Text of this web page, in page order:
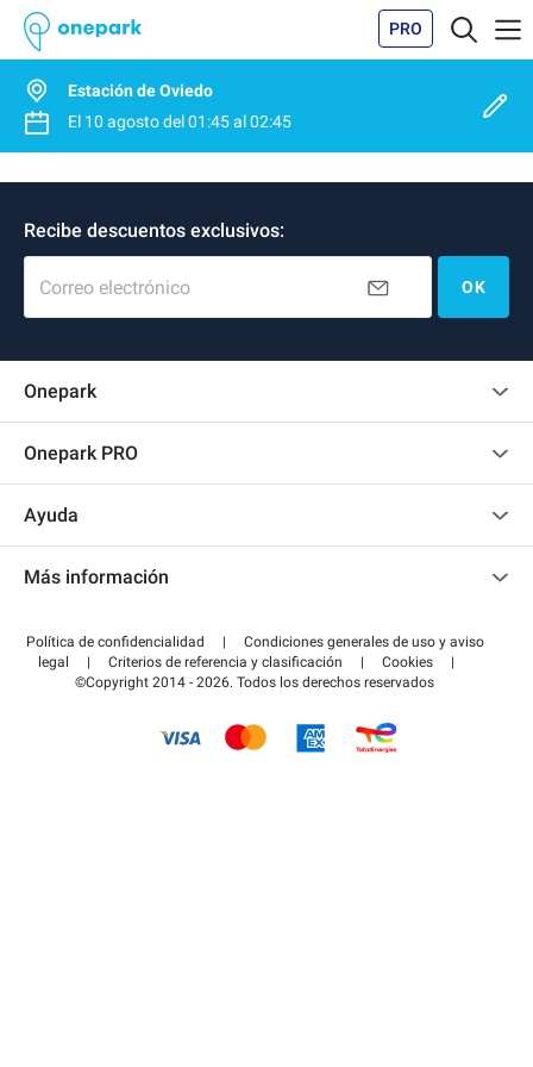
PRO
Estación de Oviedo
El 10 agostodel01:45al02:45
Recibe descuentos exclusivos:
Correo electrónico OK
Onepark
Onepark PRO
Convertirse en colaborador
Acceder a mi área de colaborador
Ayuda
Pagar el aparcamiento FLOW
Más información
Guía de estacionamiento
Política de confidencialidad |
Condiciones generales de uso y aviso
legal
| Criterios de referencia y clasificación | Cookies
|
©Copyright 2014 - 2026. Todos los derechos reservados